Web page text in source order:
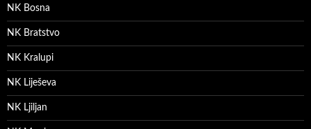
NK Bosna
NK Bratstvo
NK Kralupi
NK Liješeva
NK Ljiljan